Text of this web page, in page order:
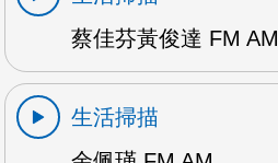
蔡佳芬黃俊達 FM AM
生活掃描